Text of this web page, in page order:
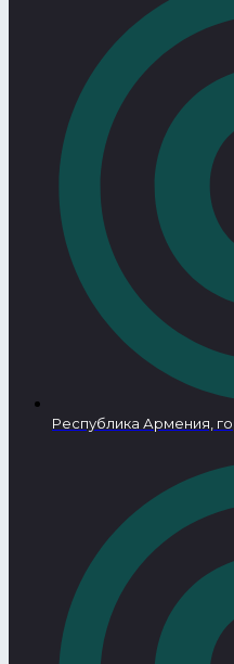
Республика Армения,